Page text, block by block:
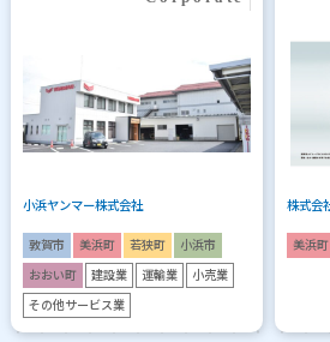
小浜ヤンマー株式会社
敦賀市 美浜町 若狭町 小浜市
おおい町 建設業 運輸業 小売業
その他サービス業
株式会
美浜町